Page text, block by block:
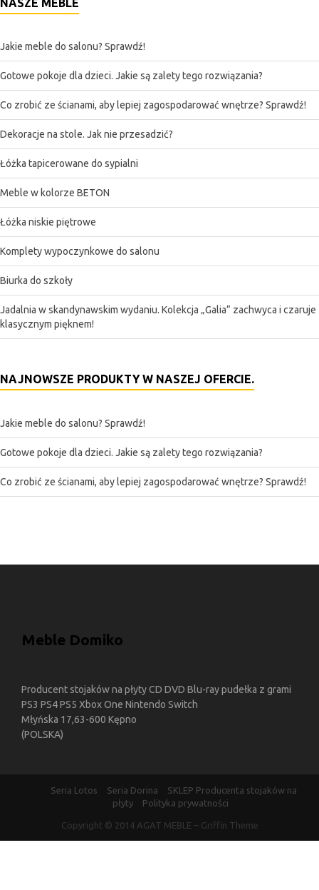
NASZE MEBLE
Jakie meble do salonu? Sprawdź!
Gotowe pokoje dla dzieci. Jakie są zalety tego rozwiązania?
Co zrobić ze ścianami, aby lepiej zagospodarować wnętrze? Sprawdź!
Dekoracje na stole. Jak nie przesadzić?
Łóżka tapicerowane do sypialni
Meble w kolorze BETON
Łóżka niskie piętrowe
Komplety wypoczynkowe do salonu
Biurka do szkoły
Jadalnia w skandynawskim wydaniu. Kolekcja „Galia” zachwyca i czaruje
klasycznym pięknem!
NAJNOWSZE PRODUKTY W NASZEJ OFERCIE.
Jakie meble do salonu? Sprawdź!
Gotowe pokoje dla dzieci. Jakie są zalety tego rozwiązania?
Co zrobić ze ścianami, aby lepiej zagospodarować wnętrze? Sprawdź!
Meble Domiko
Producent stojaków na płyty CD DVD Blu-ray pudełka z grami
PS3 PS4 PS5 Xbox One Nintendo Switch
Młyńska 17,63-600 Kępno
(POLSKA)
Seria Lotos Seria Dorina
SKLEP Producenta stojaków na
płyty
Polityka prywatności
Copyright © 2014 AGAT MEBLE – Griffin Theme